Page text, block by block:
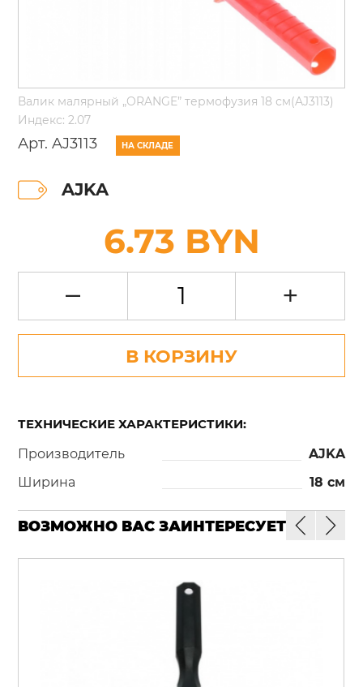
Валик малярный „ORANGE” термофузия 18 см(AJ3113)
Индекс: 2.07
Арт. AJ3113 НА СКЛАДЕ
AJKA
6.73 BYN
+
–
В КОРЗИНУ
ТЕХНИЧЕСКИЕ ХАРАКТЕРИСТИКИ:
Производитель
AJKA
Ширина
18 см
ВОЗМОЖНО ВАС ЗАИНТЕРЕСУЕТ